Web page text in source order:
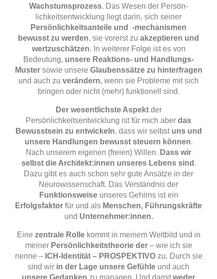
Wachstumsprozess. Das Wesen der Persön-
lichkeitsentwicklung liegt darin, sich seiner
Persönlichkeitsanteile und -mechanismen
bewusst zu werden, sie vorerst zu akzeptieren und
wertzuschätzen. In weiterer Folge ist es von
Bedeutung, unsere Reaktions- und Handlungs-
Muster sowie unsere Glaubenssätze zu hinterfragen
und auch zu verändern, wenn sie Probleme mit sich
bringen oder nicht (mehr) funktionell sind.
Der wesentlichste Aspektder
Persönlichkeitsentwicklung ist für mich aber das
Bewusstsein zu entwickeln, dass wir selbst uns und
unsere Handlungen bewusst steuern können.
Nach unserem eigenen (freien) Willen. Dass wir
selbst die Architekt:innen unseres Lebens sind .
Dazu gibt es auch schon sehr gute Ansätze in der
Neurowissenschaft. Das Verständnis der
Funktionsweiseunseres Gehirns ist ein
Erfolgsfaktor für und als Menschen, Führungskräfte
und Unternehmer:innen.
Eine zentrale Rollekommt in meinem Weltbild und in
meiner Persönlichkeitstheorie der – wie ich sie
nenne –ICH-Identität – PROSPEKTIVO zu. Durch sie
sind wir in der Lage unsere Gefühle und auch
unsere Gedanken zu managen. Und damitweder